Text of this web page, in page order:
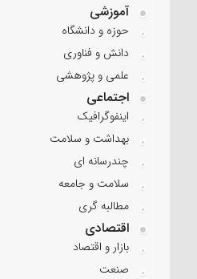
آموزشی
حوزه و دانشگاه
دانش و فناوری
علمی و پژوهشی
اجتماعی
اینفوگرافیک
بهداشت و سلامت
چندرسانه ای
سلامت و جامعه
مطالبه گری
اقتصادی
بازار و اقتصاد
صنعت